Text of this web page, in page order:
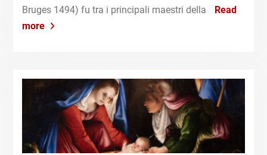
Bruges 1494) fu tra i principali maestri della
Read
more